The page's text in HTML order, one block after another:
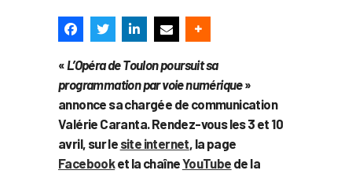
«L’Opéra de Toulon poursuit sa
programmation par voie numérique»
annonce sa chargée de communication
Valérie Caranta. Rendez-vous les 3 et 10
avril, sur le site internet, la page
Facebooket la chaîneYouTube de la